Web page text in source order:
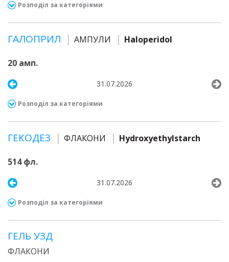
Розподіл за категоріями
ГАЛОПРИЛ АМПУЛИ Haloperidol
20 амп.
31.07.2026
Розподіл за категоріями
ГЕКОДЕЗ ФЛАКОНИ Hydroxyethylstarch
514 фл.
31.07.2026
Розподіл за категоріями
ГЕЛЬ УЗД
ФЛАКОНИ